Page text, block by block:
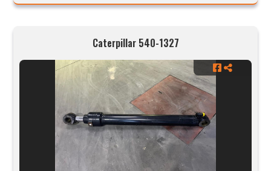
Caterpillar 540-1327